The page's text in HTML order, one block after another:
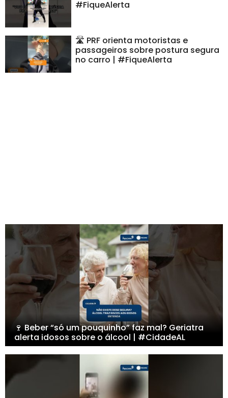
#FiqueAlerta
🛣️ PRF orienta motoristas e
passageiros sobre postura segura
no carro | #FiqueAlerta
🍷 Beber “só um pouquinho” faz mal? Geriatra
alerta idosos sobre o álcool | #CidadeAL